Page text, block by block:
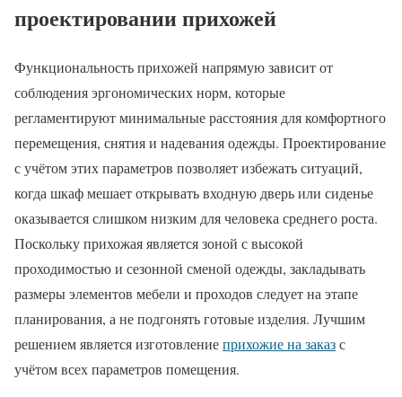
проектировании прихожей
Функциональность прихожей напрямую зависит от
соблюдения эргономических норм, которые
регламентируют минимальные расстояния для комфортного
перемещения, снятия и надевания одежды. Проектирование
с учётом этих параметров позволяет избежать ситуаций,
когда шкаф мешает открывать входную дверь или сиденье
оказывается слишком низким для человека среднего роста.
Поскольку прихожая является зоной с высокой
проходимостью и сезонной сменой одежды, закладывать
размеры элементов мебели и проходов следует на этапе
планирования, а не подгонять готовые изделия. Лучшим
решением является изготовлениеприхожие на заказс
учётом всех параметров помещения.